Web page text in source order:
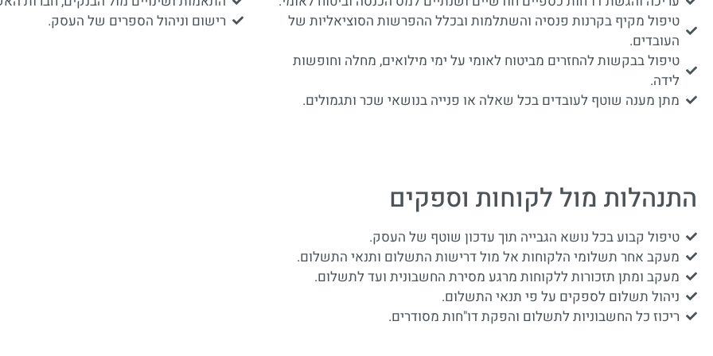
טיפול מקיף בקרנות פנסיה והשתלמות ובכלל ההפרשות הסוציאליות של
העובדים.
טיפול בבקשות להחזרים מביטוח לאומי על ימי מילואים, מחלה וחופשות
לידה.
מתן מענה שוטף לעובדים בכל שאלה או פנייה בנושאי שכר ותגמולים.
רישום וניהול הספרים של העסק.
התנהלות מול לקוחות וספקים
טיפול קבוע בכל נושא הגבייה תוך עדכון שוטף של העסק.
מעקב אחר תשלומי הלקוחות אל מול דרישות התשלום ותנאי התשלום.
מעקב ומתן תזכורות ללקוחות מרגע מסירת החשבונית ועד לתשלום.
ניהול תשלום לספקים על פי תנאי התשלום.
ריכוז כל החשבוניות לתשלום והפקת דו"חות מסודרים.